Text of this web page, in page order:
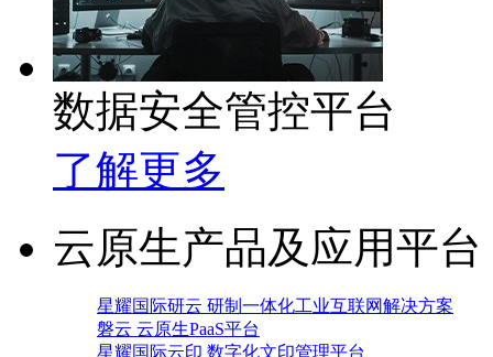
数据安全管控平台
了解更多
云原生产品及应用平台
星耀国际研云 研制一体化工业互联网解决方案
磐云 云原生PaaS平台
星耀国际云印 数字化文印管理平台